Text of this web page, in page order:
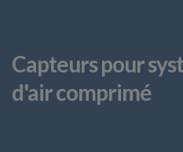
Capteurs pour
d'air comprimé